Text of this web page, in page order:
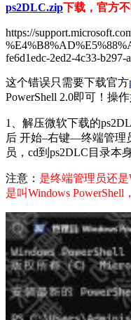
ps2DLC.zip下载，官方
https://
fe6d1edc-2ed2-4c33-b297-
这个错误只需要下载官方
PowerShell 2.0即可！操
1、解压微软下载的
后 开始–右键—终端管理
员，cd到ps2DLC目录本
注意： 是终端管理员还是
是叫Windows